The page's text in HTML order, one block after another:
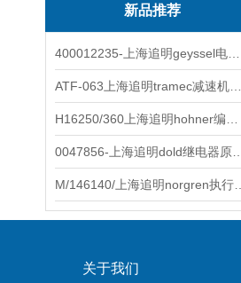
新品推荐
关于我们